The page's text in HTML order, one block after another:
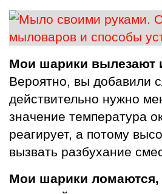
Мои шарики вылезают
Вероятно, вы добавили
действительно нужно
значение температура
реагирует, а потому
вызвать разбухание
Мои шарики ломаются,